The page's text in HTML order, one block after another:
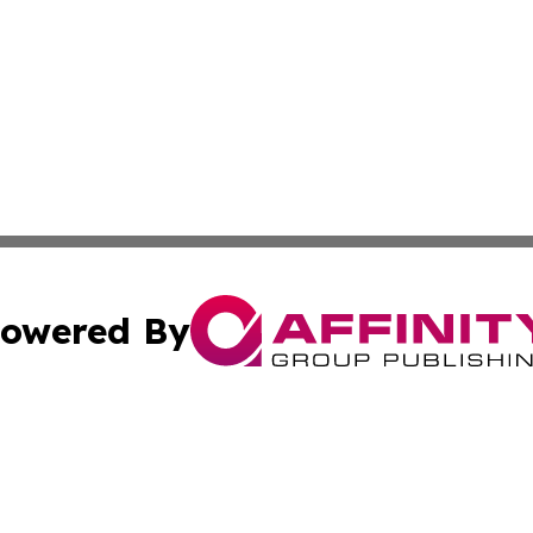
By